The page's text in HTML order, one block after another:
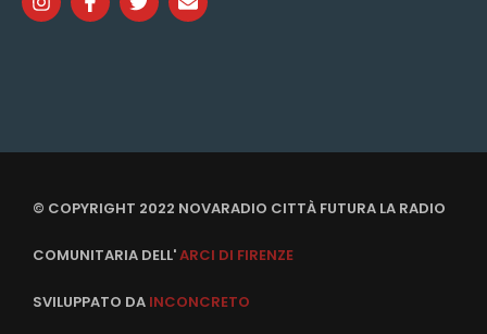
© COPYRIGHT 2022 NOVARADIO CITTÀ FUTURA LA RADIO
COMUNITARIA DELL'ARCI DI FIRENZE
SVILUPPATO DA INCONCRETO